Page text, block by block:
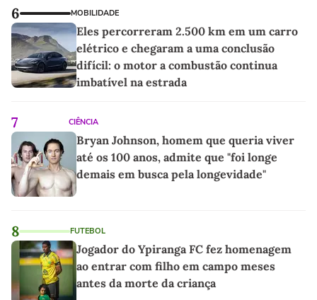
6 MOBILIDADE
Eles percorreram 2.500 km em um carro
elétrico e chegaram a uma conclusão
difícil: o motor a combustão continua
imbatível na estrada
7 CIÊNCIA
Bryan Johnson, homem que queria viver
até os 100 anos, admite que "foi longe
demais em busca pela longevidade"
8 FUTEBOL
Jogador do Ypiranga FC fez homenagem
ao entrar com filho em campo meses
antes da morte da criança